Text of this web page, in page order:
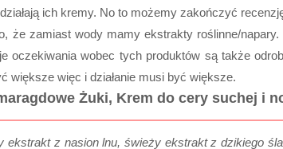
ich kremy. No to możemy zakończyć
że zamiast wody mamy ekstrakty roślinne/
oczekiwania wobec tych produktów są także
większe więc i działanie musi być większe.
Żuki, Krem do cery suchej i
z nasion lnu, świeży ekstrakt z dzikiego